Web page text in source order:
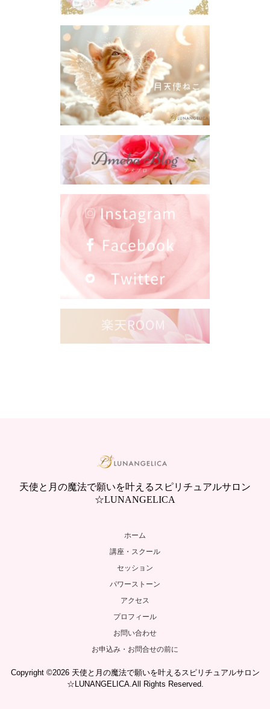
天使と月の魔法で願いを叶えるスピリチュアルサロン
☆LUNANGELICA
ホーム
講座・スクール
セッション
パワーストーン
アクセス
プロフィール
お問い合わせ
お申込み・お問合せの前に
Copyright ©2026 天使と月の魔法で願いを叶えるスピリチュアルサロン
☆LUNANGELICA.All Rights Reserved.